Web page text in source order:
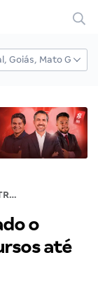
Concurso TRT 11: publicado o gabarito preliminar. Recursos até quarta-feira, 22/02!
o
até